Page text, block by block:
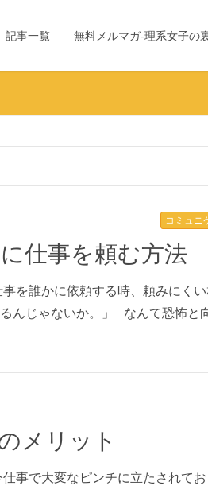
記事一覧 無料メルマガ-理系女子の
コミュニ
に仕事を頼む方法
を誰かに依頼する時、頼みにくい
んじゃないか。」 なんて恐怖と
メリット
事で大変なピンチに立たされてお